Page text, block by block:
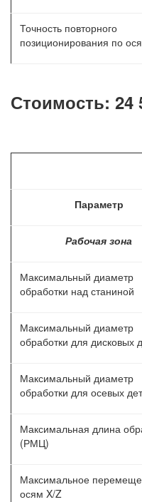
Точность повторного
позиционирования по
Стоимость: 24
Параметр
Рабочая зона
Максимальный диаметр
обработки над станиной
Максимальный диаметр
обработки для дисковых
Максимальный диаметр
обработки для осевых
Максимальная длина
(РМЦ)
Максимальное
осям X/Z